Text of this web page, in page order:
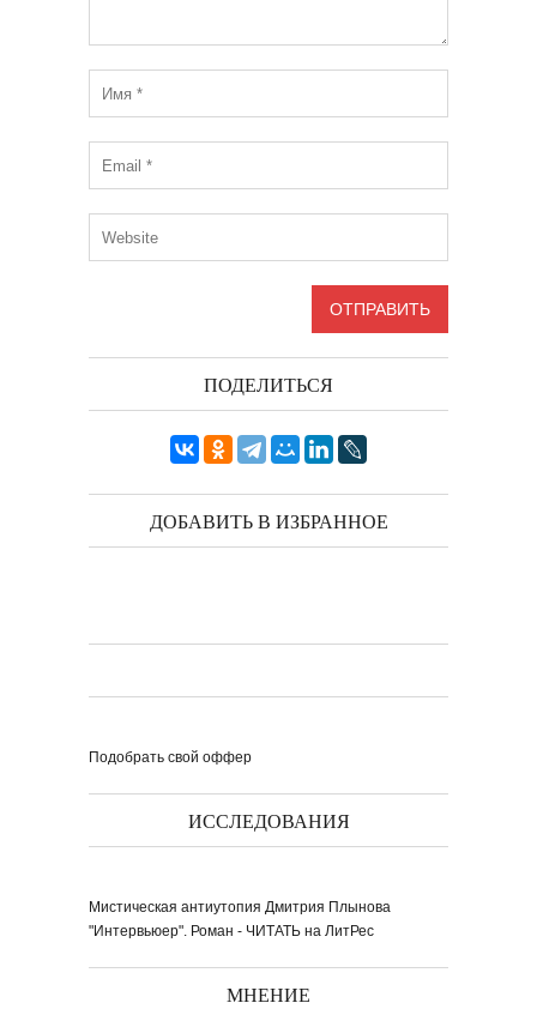
ПОДЕЛИТЬСЯ
ДОБАВИТЬ В ИЗБРАННОЕ
Подобрать свой оффер
ИССЛЕДОВАНИЯ
Мистическая антиутопия Дмитрия Плынова
"Интервьюер". Роман - ЧИТАТЬ на ЛитРес
МНЕНИЕ